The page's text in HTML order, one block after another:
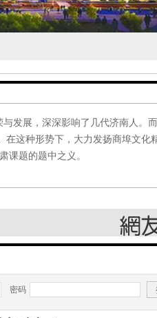
发展，深深影响了几代济南人。
在这种形势下，大力发扬商埠文
课题的题中之义。
密码